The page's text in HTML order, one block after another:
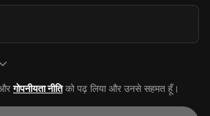
गोपनीयता नीतिको पढ़ लिया और उनसे सहमत हूँ।